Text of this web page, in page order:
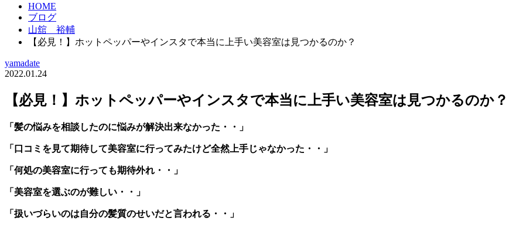
HOME
ブログ
山舘 裕輔
【必見！】ホットペッパーやインスタで本当に上手い美容室は見つかるのか？
yamadate
2022.01.24
【必見！】ホットペッパーやインスタで本当に上手い美容室は見つかるのか？
「髪の悩みを相談したのに悩みが解決出来なかった・・」
「口コミを見て期待して美容室に行ってみたけど全然上手じゃなかった・・」
「何処の美容室に行っても期待外れ・・」
「美容室を選ぶのが難しい・・」
「扱いづらいのは自分の髪質のせいだと言われる・・」